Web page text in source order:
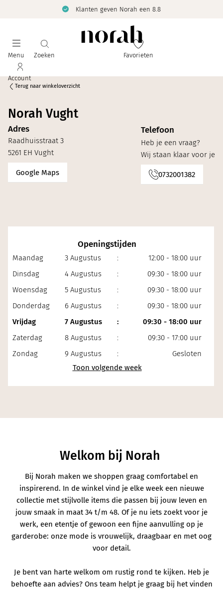
Klanten geven Norah een 8.8
Menu Zoeken Favorieten
Account
Terug naar winkeloverzicht
Norah Vught
Adres
Raadhuisstraat 3
5261 EH Vught
Google Maps
Telefoon
Heb je een vraag?
Wij staan klaar voor je
0732001382
Openingstijden
Maandag 3 Augustus :
12:00 - 18:00 uur
Dinsdag
4 Augustus :
09:30 - 18:00 uur
Woensdag
5 Augustus :
09:30 - 18:00 uur
Donderdag
6 Augustus :
09:30 - 18:00 uur
Vrijdag
7 Augustus :
09:30 - 18:00 uur
Zaterdag
8 Augustus :
09:30 - 17:00 uur
Zondag
9 Augustus : Gesloten
Welkom bij Norah
Bij Norah maken we shoppen graag comfortabel en
inspirerend. In de winkel vind je elke week een nieuwe
collectie met stijlvolle items die passen bij jouw leven en
jouw smaak in maat 34 t/m 48. Of je nu iets zoekt voor je
werk, een etentje of gewoon een fijne aanvulling op je
garderobe: onze mode is vrouwelijk, draagbaar en met oog
voor detail.
Je bent van harte welkom om rustig rond te kijken. Heb je
behoefte aan advies? Ons team helpt je graag bij het vinden